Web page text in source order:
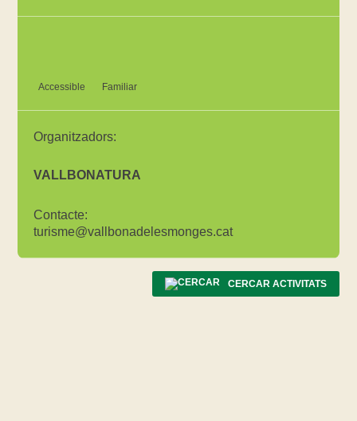
Accessible Familiar
Organitzadors:
VALLBONATURA
Contacte:
turisme@vallbonadelesmonges.cat
CERCAR ACTIVITATS